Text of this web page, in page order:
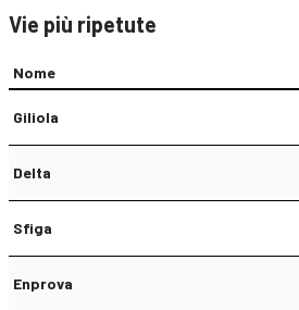
Vie più ripetute
Nome
Giliola
Delta
Sfiga
Enprova